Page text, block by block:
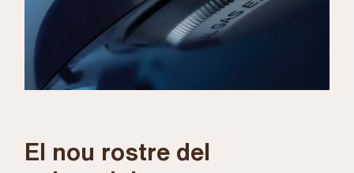
El nou rostre del